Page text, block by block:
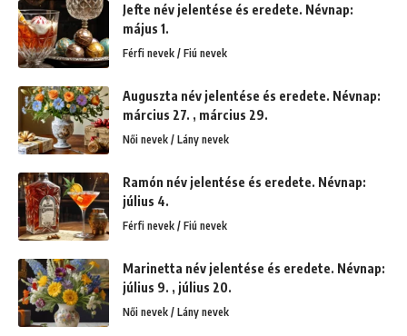
Jefte név jelentése és eredete. Névnap:
május 1.
Férfi nevek / Fiú nevek
Auguszta név jelentése és eredete. Névnap:
március 27. , március 29.
Női nevek / Lány nevek
Ramón név jelentése és eredete. Névnap:
július 4.
Férfi nevek / Fiú nevek
Marinetta név jelentése és eredete. Névnap:
július 9. , július 20.
Női nevek / Lány nevek